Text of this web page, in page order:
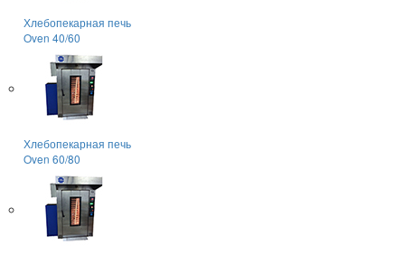
Хлебопекарная печь
Oven 40/60
Хлебопекарная печь
Oven 60/80